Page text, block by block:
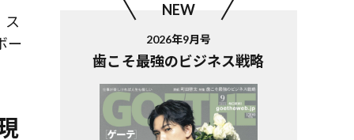
ス
ー
NEW
2026年9月号
歯こそ最強のビジネス戦略